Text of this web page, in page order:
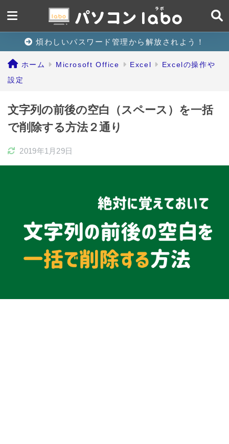
煩わしいパスワード管理から解放されよう！
ホーム Microsoft Office Excel
Excelの操作や
設定
文字列の前後の空白（スペース）を一括
で削除する方法２通り
2019年1月29日